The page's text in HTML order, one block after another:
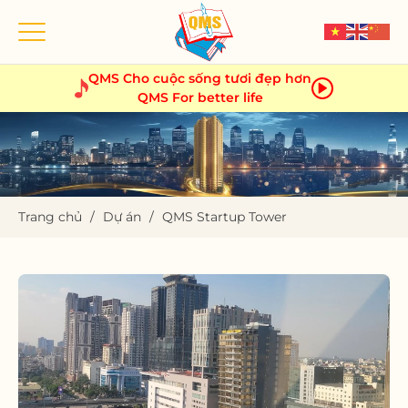
content
QMS Cho cuộc sống tươi đẹp hơn
QMS For better life
Trang chủ / Dự án / QMS Startup Tower